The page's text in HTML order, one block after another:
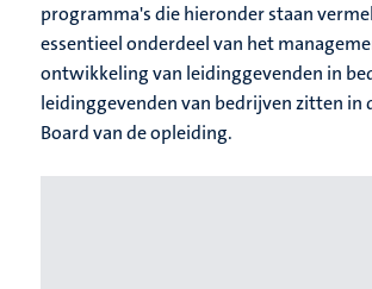
programma's die hieronder staan
essentieel onderdeel van het
ontwikkeling van leidinggevenden in
leidinggevenden van bedrijven zitten in
Board van de opleiding.